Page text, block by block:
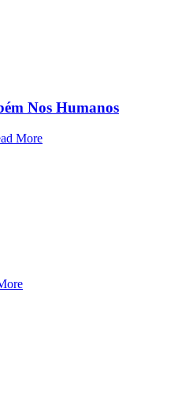
Nos Humanos
More